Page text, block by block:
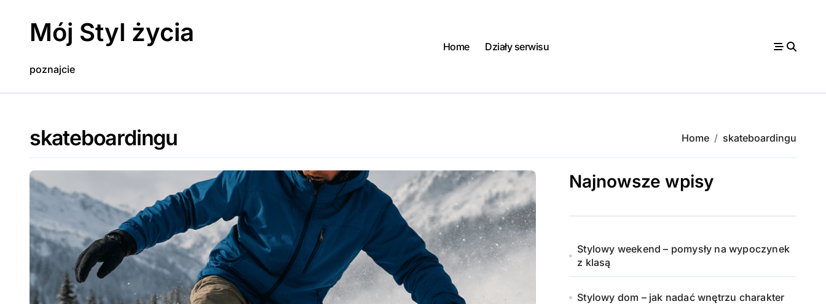
Mój Styl życia
poznajcie
Home Działy serwisu
skateboardingu Home skateboardingu
Najnowsze wpisy
Stylowy weekend – pomysły na wypoczynek
z klasą
Stylowy dom – jak nadać wnętrzu charakter